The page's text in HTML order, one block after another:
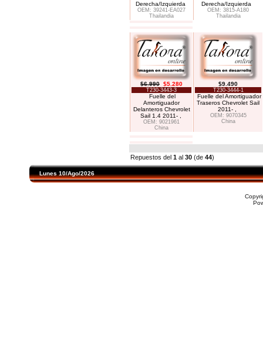
Derecha/Izquierda
OEM: 39241-EA027
Thailandia
Derecha/Izquierda
OEM: 3815-A180
Thailandia
$6.990 $5.280
T230-3443-3
Fuelle del
Amortiguador
Delanteros Chevrolet
Sail 1.4 2011- ,
OEM: 9021961
China
$9.490
T230-3444-1
Fuelle del Amortiguador
Traseros Chevrolet Sail
2011- ,
OEM: 9070345
China
Repuestos del 1 al 30 (de 44)
Lunes 10/Ago/2026